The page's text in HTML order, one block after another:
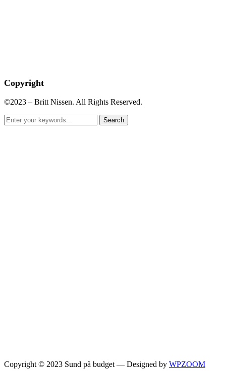
Copyright
©2023 – Britt Nissen. All Rights Reserved.
Copyright © 2023 Sund på budget — Designed by WPZOOM